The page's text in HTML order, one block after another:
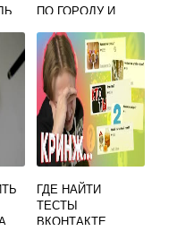
ПО ГОРОДУ И
ГДЕ НАЙТИ
ТЕСТЫ
ВКОНТАКТЕ